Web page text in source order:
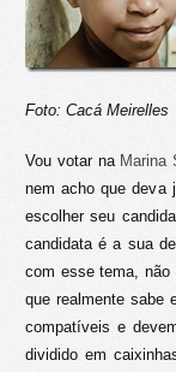
Foto: Cacá Meirelles
Vou votar na Marina
nem acho que deva
escolher seu
candidata é a sua
com esse tema, não
que realmente sabe
compatíveis e
dividido em